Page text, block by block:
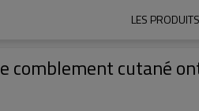
LES
comblement cutané